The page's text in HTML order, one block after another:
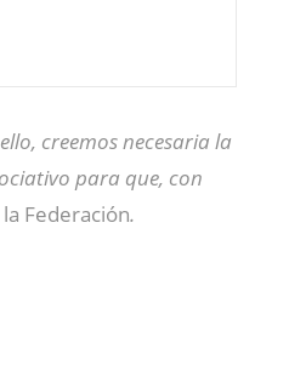
creemos necesaria la
para que, con
Federación.